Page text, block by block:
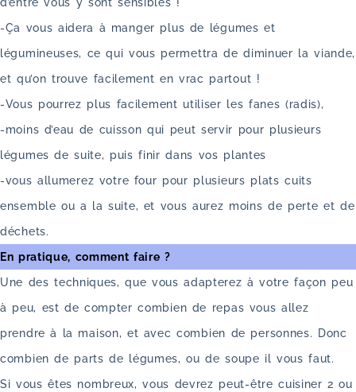
d’entre vous y sont sensibles !
-Ça vous aidera à manger plus de légumes et
légumineuses, ce qui vous permettra de diminuer la viande,
et qu’on trouve facilement en vrac partout !
-Vous pourrez plus facilement utiliser les fanes (radis),
-moins d’eau de cuisson qui peut servir pour plusieurs
légumes de suite, puis finir dans vos plantes
-vous allumerez votre four pour plusieurs plats cuits
ensemble ou a la suite, et vous aurez moins de perte et de
déchets.
En pratique, comment faire ?
Une des techniques, que vous adapterez à votre façon peu
à peu, est de compter combien de repas vous allez
prendre à la maison, et avec combien de personnes. Donc
combien de parts de légumes, ou de soupe il vous faut.
Si vous êtes nombreux, vous devrez peut-être cuisiner 2 ou